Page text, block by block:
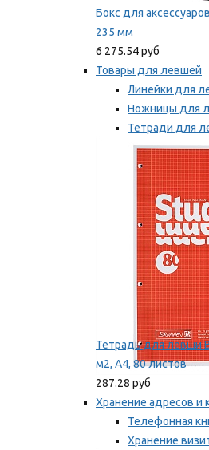
Бокс для
235 мм
6 275.54 руб
Товары для левшей
Линейки для
Ножницы для
Тетради для
Точилки для
Мы рекомендуем
Тетрадь для левши
м2, А4, 80 листов
287.28 руб
Хранение адресов и
Телефонная
Хранение